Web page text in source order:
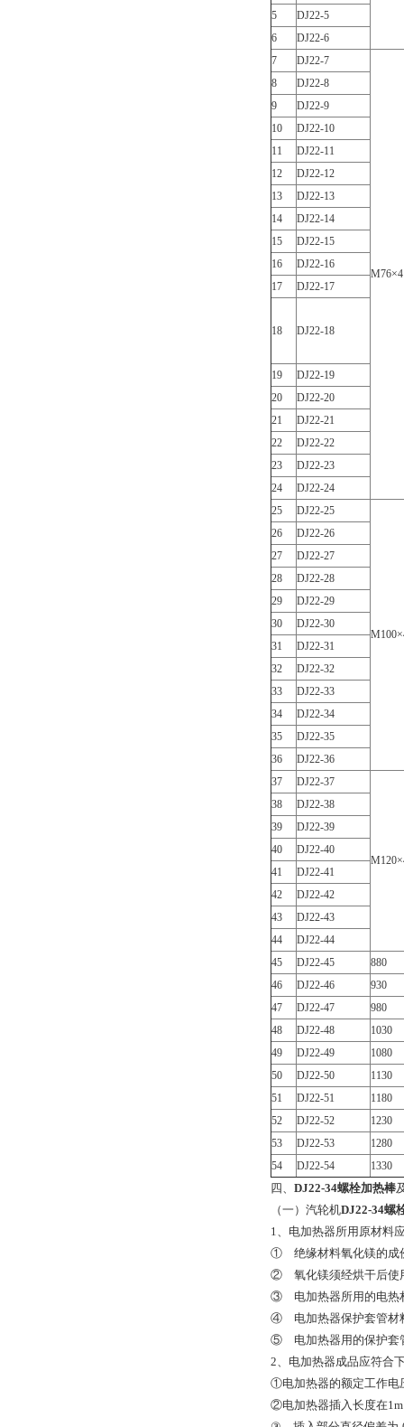
5
DJ22-5
6
DJ22-6
7
DJ22-7
M76×4
8
DJ22-8
9
DJ22-9
10
DJ22-10
11
DJ22-11
12
DJ22-12
13
DJ22-13
14
DJ22-14
15
DJ22-15
16
DJ22-16
17
DJ22-17
18 DJ22-18
19
DJ22-19
20
DJ22-20
21
DJ22-21
22
DJ22-22
23
DJ22-23
24
DJ22-24
25
DJ22-25
26
DJ22-26
27
DJ22-27
28
DJ22-28
29
DJ22-29
30
DJ22-30
31
DJ22-31
32
DJ22-32
33
DJ22-33
34
DJ22-34
35
DJ22-35
36
DJ22-36
37
DJ22-37
38
DJ22-38
39
DJ22-39
40
DJ22-40
41
DJ22-41
42
DJ22-42
43
DJ22-43
44
DJ22-44
45
DJ22-45
880
46
DJ22-46
930
47
DJ22-47
980
48
DJ22-48
1030
49
DJ22-49
1080
50
DJ22-50
1130
51
DJ22-51
1180
52
DJ22-52
1230
53
DJ22-53
1280
54
DJ22-54 1330
四、 DJ22-34螺栓加热棒
（一）汽轮机DJ22-34螺
1、电加热器所用原材料
① 绝缘材料氧化镁的成
② 氧化镁须经烘干后使
③ 电加热器所用的电热
④ 电加热器保护套管材
⑤ 电加热器用的保护套
2、电加热器成品应符合
①电加热器的额定工作电
②电加热器插入长度在1m